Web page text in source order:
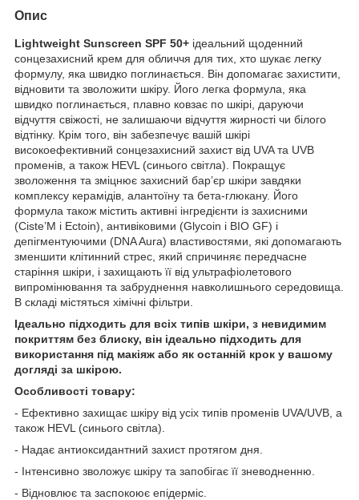
Опис
Lightweight Sunscreen SPF 50+ ідеальний щоденний
сонцезахисний крем для обличчя для тих, хто шукає легку
формулу, яка швидко поглинається. Він допомагає захистити,
відновити та зволожити шкіру. Його легка формула, яка
швидко поглинається, плавно ковзає по шкірі, даруючи
відчуття свіжості, не залишаючи відчуття жирності чи білого
відтінку. Крім того, він забезпечує вашій шкірі
високоефективний сонцезахисний захист від UVA та UVB
променів, а також HEVL (синього світла). Покращує
зволоження та зміцнює захисний бар’єр шкіри завдяки
комплексу керамідів, алантоїну та бета-глюкану. Його
формула також містить активні інгредієнти із захисними
(Ciste’M і Ectoin), антивіковими (Glycoin і BIO GF) і
депігментуючими (DNA Aura) властивостями, які допомагають
зменшити клітинний стрес, який спричиняє передчасне
старіння шкіри, і захищають її від ультрафіолетового
випромінювання та забруднення навколишнього середовища.
В складі містяться хімічні фільтри.
Ідеально підходить для всіх типів шкіри, з невидимим
покриттям без блиску, він ідеально підходить для
використання під макіяж або як останній крок у вашому
догляді за шкірою.
Особливості товару:
- Ефективно захищає шкіру від усіх типів променів UVA/UVB, а
також HEVL (синього світла).
- Надає антиоксидантний захист протягом дня.
- Інтенсивно зволожує шкіру та запобігає її зневодненню.
- Відновлює та заспокоює епідерміс.